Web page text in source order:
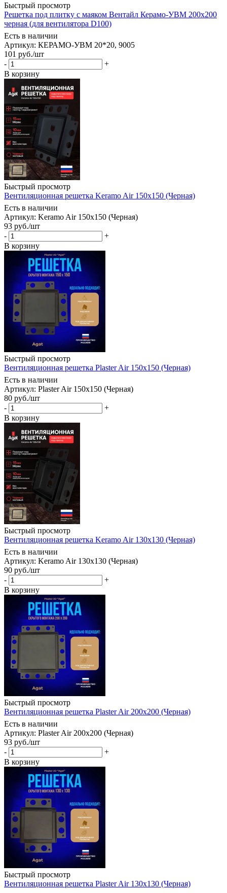
Быстрый просмотр
Решетка под плитку с маяком Вентайл Керамо-УВМ 200x200
черная (для вентилятора D100)
Есть в наличии
Артикул: КЕРАМО-УВМ 20*20, 9005
101 руб./шт
-
+
В корзину
Быстрый просмотр
Вентиляционная решетка Keramo Air 150x150 (Черная)
Есть в наличии
Артикул: Keramo Air 150х150 (Черная)
93 руб./шт
-
+
В корзину
Быстрый просмотр
Вентиляционная решетка Plaster Air 150x150 (Черная)
Есть в наличии
Артикул: Plaster Air 150х150 (Черная)
80 руб./шт
-
+
В корзину
Быстрый просмотр
Вентиляционная решетка Keramo Air 130x130 (Черная)
Есть в наличии
Артикул: Keramo Air 130х130 (Черная)
90 руб./шт
-
+
В корзину
Быстрый просмотр
Вентиляционная решетка Plaster Air 200x200 (Черная)
Есть в наличии
Артикул: Plaster Air 200х200 (Черная)
93 руб./шт
-
+
В корзину
Быстрый просмотр
Вентиляционная решетка Plaster Air 130x130 (Черная)